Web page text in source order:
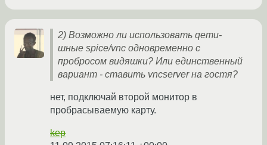
2) Возможно ли использовать qemu-
шные spice/vnc одновременно с
пробросом видяшки? Или единственный
вариант - ставить vncserver на гостя?
нет, подключай второй монитор в
пробрасываемую карту.
kep